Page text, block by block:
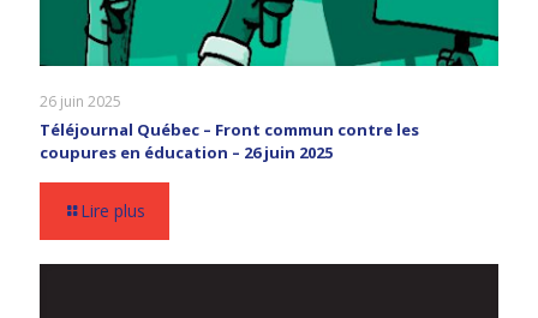
26 juin 2025
Téléjournal Québec – Front commun contre les
coupures en éducation – 26 juin 2025
Lire plus